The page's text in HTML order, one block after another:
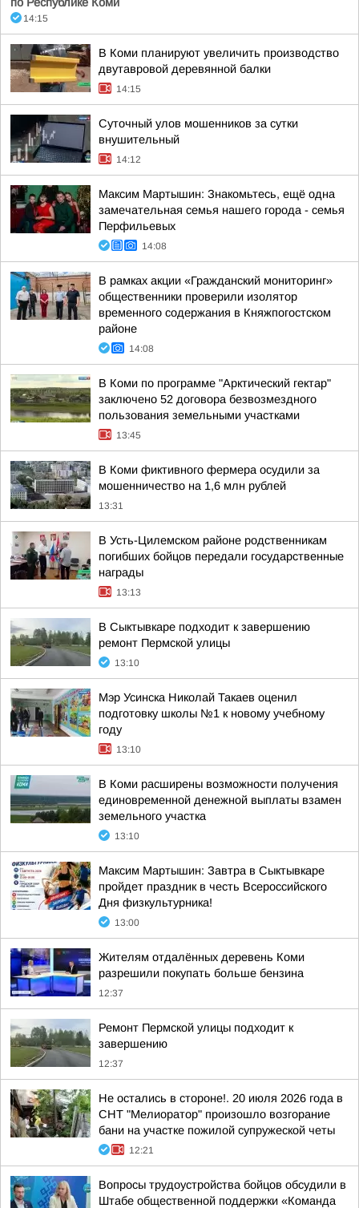
14:15
В Коми планируют увеличить производство
двутавровой деревянной балки
14:15
Суточный улов мошенников за сутки
внушительный
14:12
Максим Мартышин: Знакомьтесь, ещё одна
замечательная семья нашего города - семья
Перфильевых
14:08
В рамках акции «Гражданский мониторинг»
общественники проверили изолятор
временного содержания в Княжпогостском
районе
14:08
В Коми по программе "Арктический гектар"
заключено 52 договора безвозмездного
пользования земельными участками
13:45
В Коми фиктивного фермера осудили за
мошенничество на 1,6 млн рублей
13:31
В Усть-Цилемском районе родственникам
погибших бойцов передали государственные
награды
13:13
В Сыктывкаре подходит к завершению
ремонт Пермской улицы
13:10
Мэр Усинска Николай Такаев оценил
подготовку школы №1 к новому учебному
году
13:10
В Коми расширены возможности получения
единовременной денежной выплаты взамен
земельного участка
13:10
Максим Мартышин: Завтра в Сыктывкаре
пройдет праздник в честь Всероссийского
Дня физкультурника!
13:00
Жителям отдалённых деревень Коми
разрешили покупать больше бензина
12:37
Ремонт Пермской улицы подходит к
завершению
12:37
Не остались в стороне!. 20 июля 2026 года в
СНТ "Мелиоратор" произошло возгорание
бани на участке пожилой супружеской четы
12:21
Вопросы трудоустройства бойцов обсудили в
Штабе общественной поддержки «Команда